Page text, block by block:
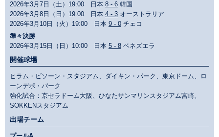
2026年3月7日（土）19:00 日本 8 - 6 韓国
2026年3月8日（日）19:00 日本 4 - 3 オーストラリア
2026年3月10日（火）19:00 日本 9 - 0 チェコ
準々決勝
2026年3月15日（日）10:00 日本 5 - 8 ベネズエラ
開催球場
ヒラム・ビソーン・スタジアム、ダイキン・パーク、東京ドーム、ロ
ーンデポ・パーク
強化試合：京セラドーム大阪、ひなたサンマリンスタジアム宮崎、
SOKKENスタジアム
出場チーム